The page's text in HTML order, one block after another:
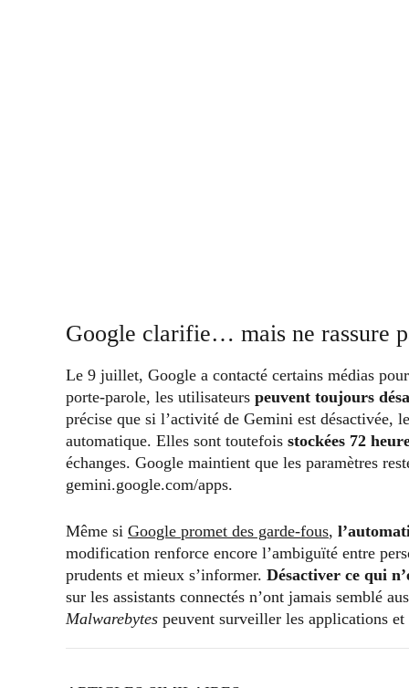
Google clarifie… mais ne rassure
Le 9 juillet, Google a contacté certains médias
porte-parole, les utilisateurs peuvent toujours
précise que si l’activité de Gemini est désactivée,
automatique. Elles sont toutefois stockées 72
échanges. Google maintient que les paramètres
gemini.google.com/apps.
Même si Google promet des garde-fous,
modification renforce encore l’ambiguïté entre
prudents et mieux s’informer. Désactiver ce qui
sur les assistants connectés n’ont jamais semblé
Malwarebytes peuvent surveiller les applications et